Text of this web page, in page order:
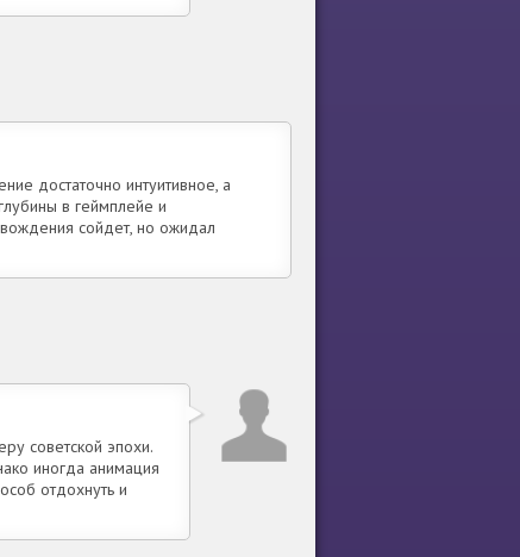
достаточно интуитивное, а
в геймплейе и
сойдет, но ожидал
советской эпохи.
иногда анимация
отдохнуть и